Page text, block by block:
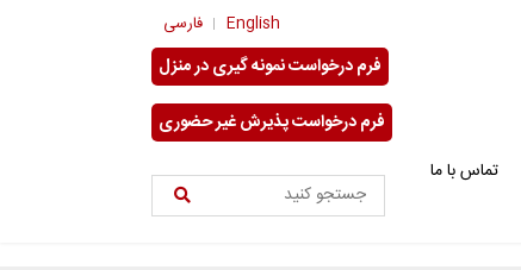
فارسی English
فرم درخواست نمونه گیری در منزل
فرم درخواست پذیرش غیر حضوری
تماس با ما